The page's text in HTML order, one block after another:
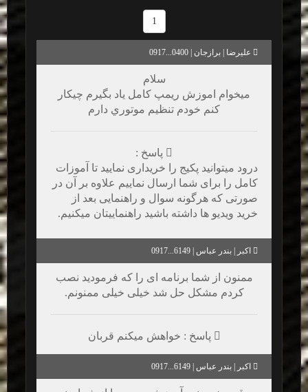
1
عليرضا | برازجان | 0400...0917
سلام
ميخوام اموزش ريمپ كامل ياد بگيرم چيكار
كنم خودم تنظيم موتوري دارم
پاسخ :
درود میتوانید پکیج را خریداری نمایید تا آموزات
کامل را برای شما ارسال نماییم علاوه بر آن در
صورتی که هرگونه سوال و راهنمایی بعد از
خرید ویدیو ها داشته باشید راهنماییتان میکنیم.
اکبر | بندر عباس | 6149...0917
ممنون از شما برنامه ای را که فرمودید نصب
کردم مشکل حل شد خیلی خیلی ممنونم.
پاسخ : خواهش میکنم قربان
اکبر | بندر عباس | 6149...0917